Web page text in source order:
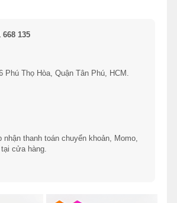
668 135
Phú Thọ Hòa, Quận Tân Phú, HCM.
nhận thanh toán chuyển khoản, Momo,
cửa hàng.